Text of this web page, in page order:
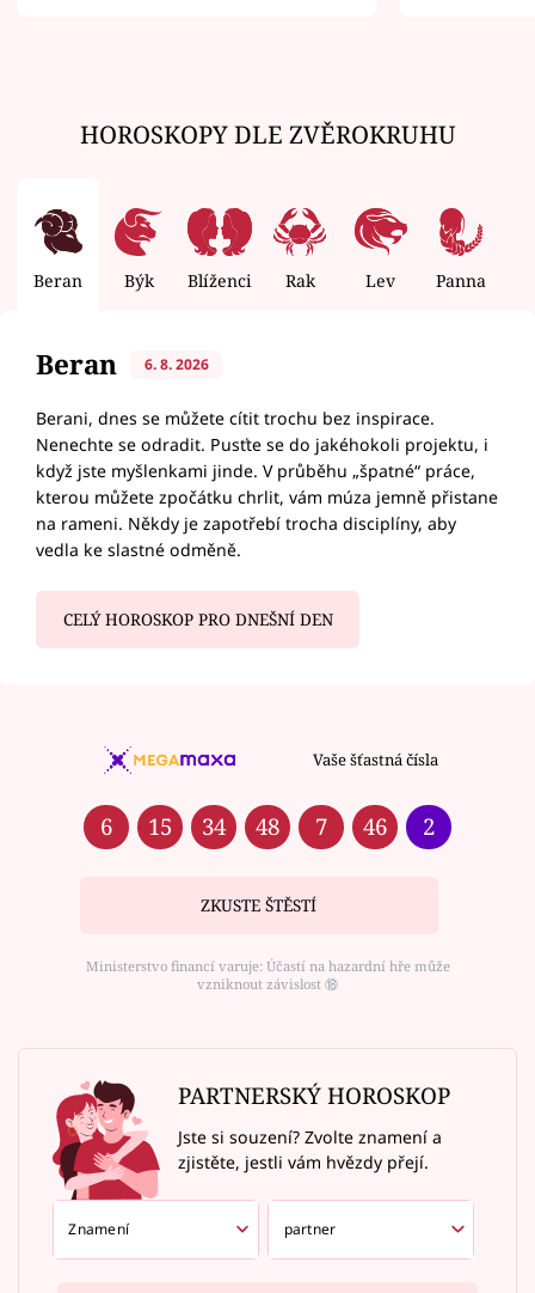
HOROSKOPY DLE ZVĚROKRUHU
Beran Býk Blíženci Rak Lev Panna
Beran 6. 8. 2026
Berani, dnes se můžete cítit trochu bez inspirace.
Nenechte se odradit. Pusťte se do jakéhokoli projektu, i
když jste myšlenkami jinde. V průběhu „špatné“ práce,
kterou můžete zpočátku chrlit, vám múza jemně přistane
na rameni. Někdy je zapotřebí trocha disciplíny, aby
vedla ke slastné odměně.
CELÝ HOROSKOP PRO DNEŠNÍ DEN
Vaše šťastná čísla
6 15 34 48 7 46 2
ZKUSTE ŠTĚSTÍ
Ministerstvo financí varuje: Účastí na hazardní hře může
vzniknout závislost ⑱
PARTNERSKÝ HOROSKOP
Jste si souzení? Zvolte znamení a
zjistěte, jestli vám hvězdy přejí.